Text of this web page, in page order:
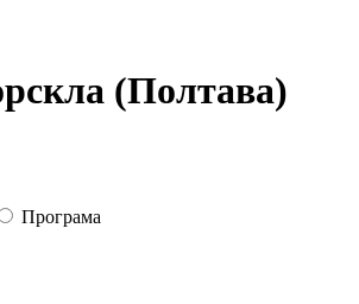
(Полтава)
Програма